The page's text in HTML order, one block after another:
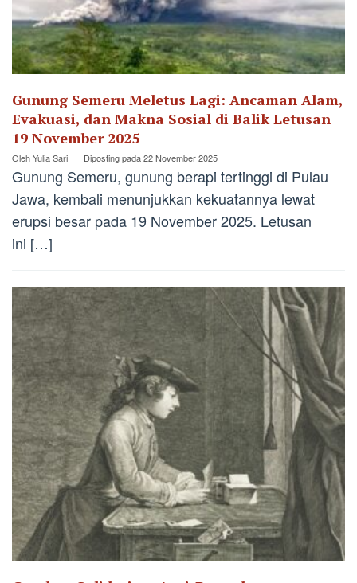
Gunung Semeru Meletus Lagi: Ancaman Alam,
Evakuasi, dan Makna Sosial di Balik Letusan
19 November 2025
OlehYulia Sari Diposting pada22 November 2025
Gunung Semeru, gunung berapi tertinggi di Pulau
Jawa, kembali menunjukkan kekuatannya lewat
erupsi besar pada 19 November 2025. Letusan
ini […]